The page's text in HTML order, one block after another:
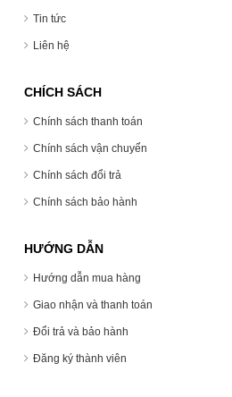
Tin tức
Liên hệ
CHÍCH SÁCH
Chính sách thanh toán
Chính sách vận chuyển
Chính sách đổi trả
Chính sách bảo hành
HƯỚNG DẪN
Hướng dẫn mua hàng
Giao nhận và thanh toán
Đổi trả và bảo hành
Đăng ký thành viên